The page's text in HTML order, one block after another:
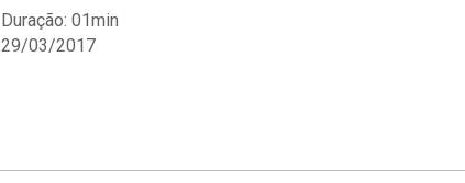
29/03/2017
Duração: 01min